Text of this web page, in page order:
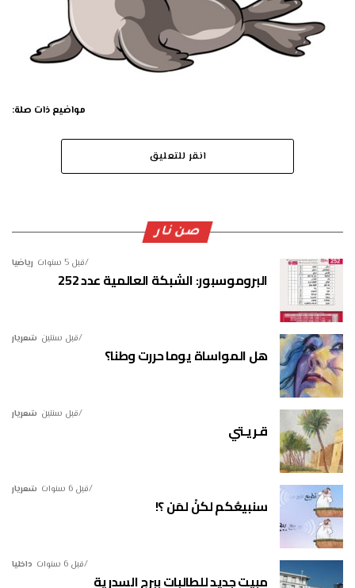
مواضيع ذات صلة:
انقر للتعليق
صن نار
رياضيا قبل 5 سنوات
البروموسبور: الشبكة العالمية عدد 252
شعريار قبل سنتين
هل المواساة يوما حررت وطنا؟
شعريار قبل سنتين
قـريـتي
شعريار قبل 6 سنوات
سنبيعُكم لكنْ لمَن ؟!
داخليا قبل 6 سنوات
مبيت جديد للطالبات ببرج السدرية